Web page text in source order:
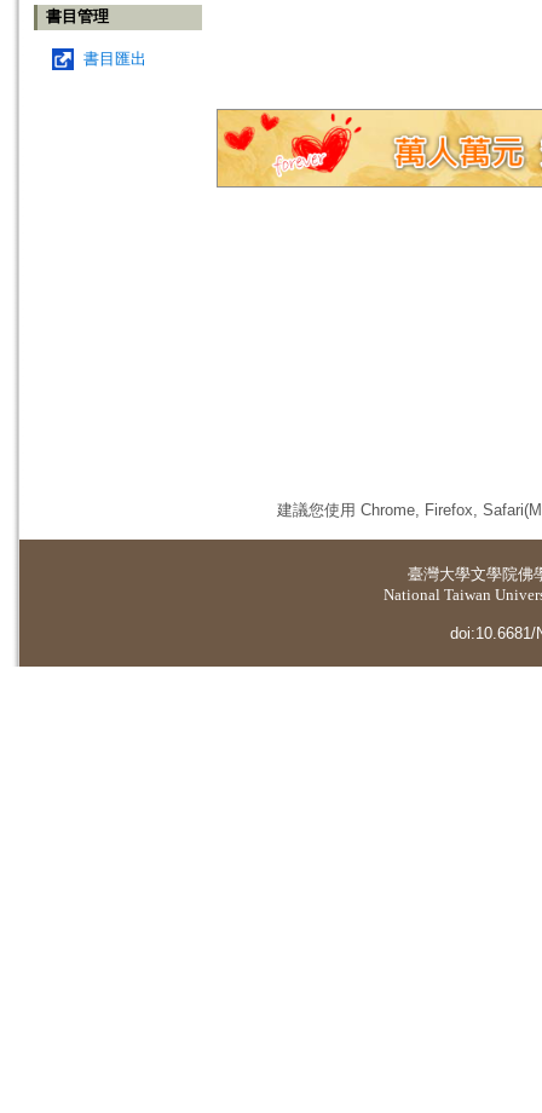
書目管理
書目匯出
建議您使用 Chrome, Firefox,
臺灣大學文學院佛
National Taiwan
doi:10.6681/